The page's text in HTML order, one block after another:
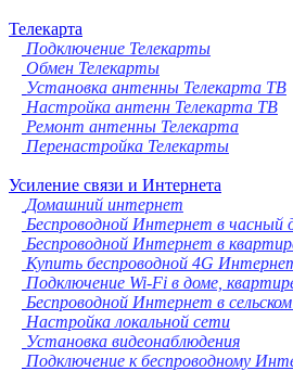
Телекарта
Подключение Телекарты
Обмен Телекарты
Установка антенны Телекарта ТВ
Настройка антенн Телекарта ТВ
Ремонт антенны Телекарта
Перенастройка Телекарты
Усиление связи и Интернета
Домашний интернет
Беспроводной Интернет в часный
Беспроводной Интернет в
Купить беспроводной 4G
Подключение Wi-Fi в доме,
Беспроводной Интернет в
Настройка локальной сети
Установка видеонаблюдения
Подключение к беспроводному